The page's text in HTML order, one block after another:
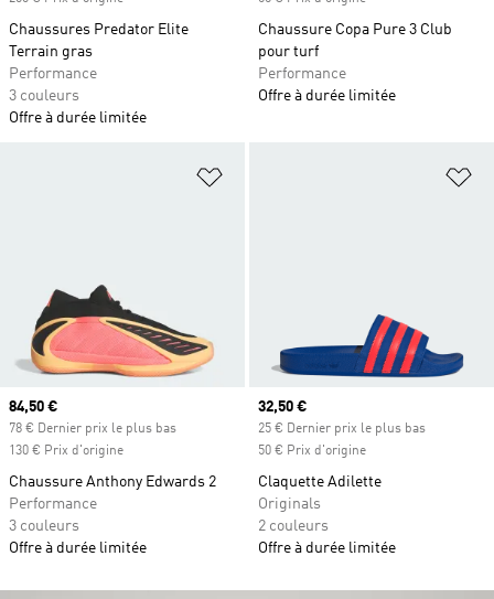
Chaussures Predator Elite
Terrain gras
Performance
3 couleurs
Offre à durée limitée
Chaussure Copa Pure 3 Club
pour turf
Performance
Offre à durée limitée
Ajouter à la Liste de produits
Prix actuel
84,50 €
78 € Dernier prix le plus bas
130 € Prix d'origine
Chaussure Anthony Edwards 2
Performance
3 couleurs
Offre à durée limitée
Prix actuel
32,50 €
25 € Dernier prix le plus bas
50 € Prix d'origine
Claquette Adilette
Originals
2 couleurs
Offre à durée limitée